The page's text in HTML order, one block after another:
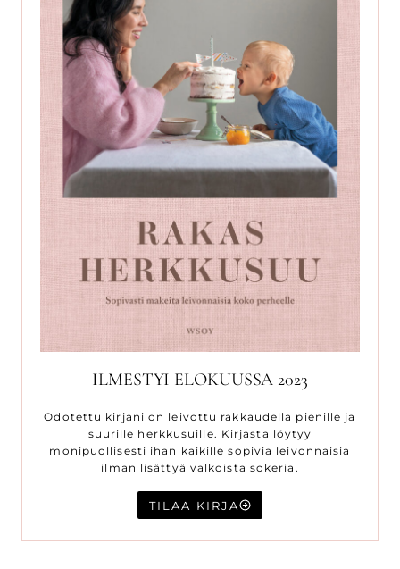
ILMESTYI ELOKUUSSA 2023
Odotettu kirjani on leivottu rakkaudella pienille ja
suurille herkkusuille. Kirjasta löytyy
monipuollisesti ihan kaikille sopivia leivonnaisia
ilman lisättyä valkoista sokeria.
TILAA KIRJA